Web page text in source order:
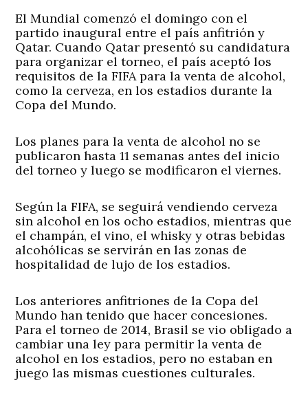
El Mundial comenzó el domingo con el
partido inaugural entre el país anfitrión y
Qatar. Cuando Qatar presentó su candidatura
para organizar el torneo, el país aceptó los
requisitos de la FIFA para la venta de alcohol,
como la cerveza, en los estadios durante la
Copa del Mundo.
Los planes para la venta de alcohol no se
publicaron hasta 11 semanas antes del inicio
del torneo y luego se modificaron el viernes.
Según la FIFA, se seguirá vendiendo cerveza
sin alcohol en los ocho estadios, mientras que
el champán, el vino, el whisky y otras bebidas
alcohólicas se servirán en las zonas de
hospitalidad de lujo de los estadios.
Los anteriores anfitriones de la Copa del
Mundo han tenido que hacer concesiones.
Para el torneo de 2014, Brasil se vio obligado a
cambiar una ley para permitir la venta de
alcohol en los estadios, pero no estaban en
juego las mismas cuestiones culturales.